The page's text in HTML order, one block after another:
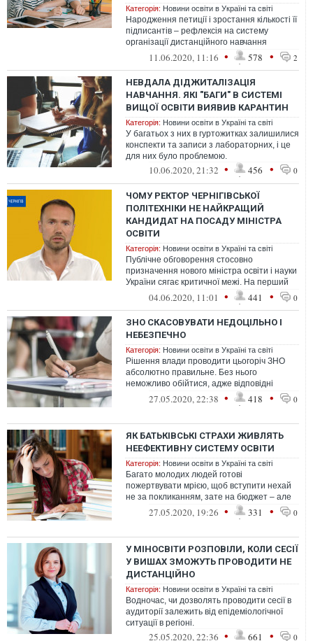
Категорія: Новини освіти в Україні та світі
Народження петиції і зростання кількості її
підписантів – рефлексія на систему
організації дистанційного навчання
весною. І не дуже добрий сигнал на м...
11.06.2020, 11:16 • 578 • 2
НЕВДАЛА ДІДЖИТАЛІЗАЦІЯ
НАВЧАННЯ. ЯКІ "БАГИ" В СИСТЕМІ
ВИЩОЇ ОСВІТИ ВИЯВИВ КАРАНТИН
Категорія: Новини освіти в Україні та світі
У багатьох з них в гуртожитках залишилися
конспекти та записи з лабораторних, і це
для них було проблемою.
10.06.2020, 21:32 • 456 • 0
ЧОМУ РЕКТОР ЧЕРНІГІВСЬКОЇ
ПОЛІТЕХНІКИ НЕ НАЙКРАЩИЙ
КАНДИДАТ НА ПОСАДУ МІНІСТРА
ОСВІТИ
Категорія: Новини освіти в Україні та світі
Публічне обговорення стосовно
призначення нового міністра освіти і науки
України сягає критичної межі. На перший
план в обговоренні можливих кандидату...
04.06.2020, 11:01 • 441 • 0
ЗНО СКАСОВУВАТИ НЕДОЦІЛЬНО І
НЕБЕЗПЕЧНО
Категорія: Новини освіти в Україні та світі
Рішення влади проводити цьогоріч ЗНО
абсолютно правильне. Без нього
неможливо обійтися, адже відповідні
тестування – це система вступу до вищих
27.05.2020, 22:38 • 418 • 0
ЯК БАТЬКІВСЬКІ СТРАХИ ЖИВЛЯТЬ
НЕЕФЕКТИВНУ СИСТЕМУ ОСВІТИ
Категорія: Новини освіти в Україні та світі
Багато молодих людей готові
пожертвувати мрією, щоб вступити нехай
не за покликанням, зате на бюджет – але
чи варте це того?
27.05.2020, 19:26 • 331 • 0
У МІНОСВІТИ РОЗПОВІЛИ, КОЛИ СЕСІЇ
У ВИШАХ ЗМОЖУТЬ ПРОВОДИТИ НЕ
ДИСТАНЦІЙНО
Категорія: Новини освіти в Україні та світі
Водночас, чи дозволять проводити сесії в
аудиторії залежить від епідеміологічної
ситуації в регіоні.
25.05.2020, 22:36 • 661 • 0